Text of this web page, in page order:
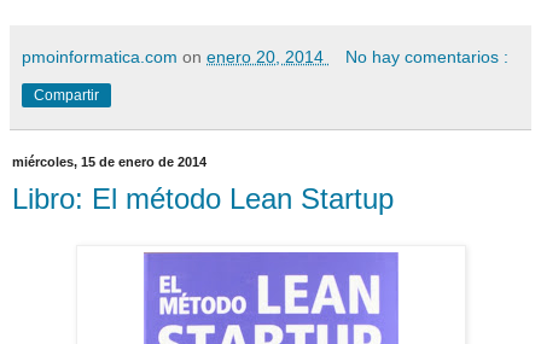
pmoinformatica.com on enero 20, 2014 No hay comentarios :
Compartir
miércoles, 15 de enero de 2014
Libro: El método Lean Startup